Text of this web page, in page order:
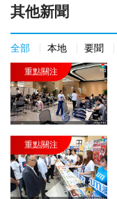
其他新聞
全部 本地 要聞